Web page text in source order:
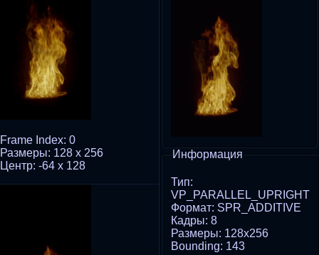
Информация
Тип:
VP_PARALLEL_UPRIGHT
Формат: SPR_ADDITIVE
Кадры: 8
Размеры: 128x256
Bounding: 143
Frame Index: 0
Размеры: 128 x 256
Центр: -64 x 128